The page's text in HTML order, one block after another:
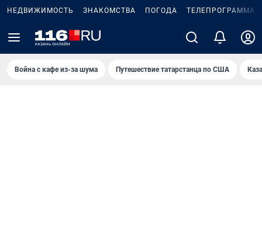
НЕДВИЖИМОСТЬ ЗНАКОМСТВА ПОГОДА ТЕЛЕПРОГРАММА
Война с кафе из-за шума Путешествие татарстанца по США